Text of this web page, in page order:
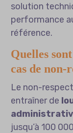
solution
performance
référence.
Quelles
cas de non-
Le non-
entraîner de
jusqu’à 100